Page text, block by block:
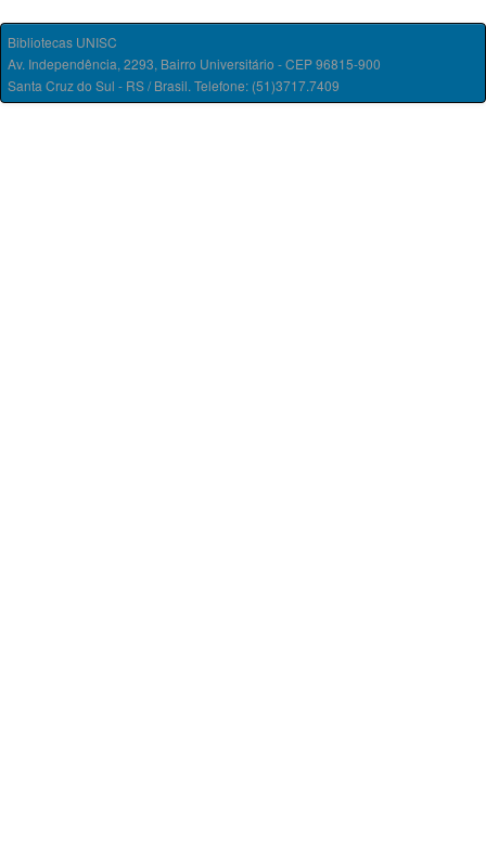
Bibliotecas UNISC
Av. Independência, 2293, Bairro Universitário - CEP 96815-900
Santa Cruz do Sul - RS / Brasil. Telefone: (51)3717.7409